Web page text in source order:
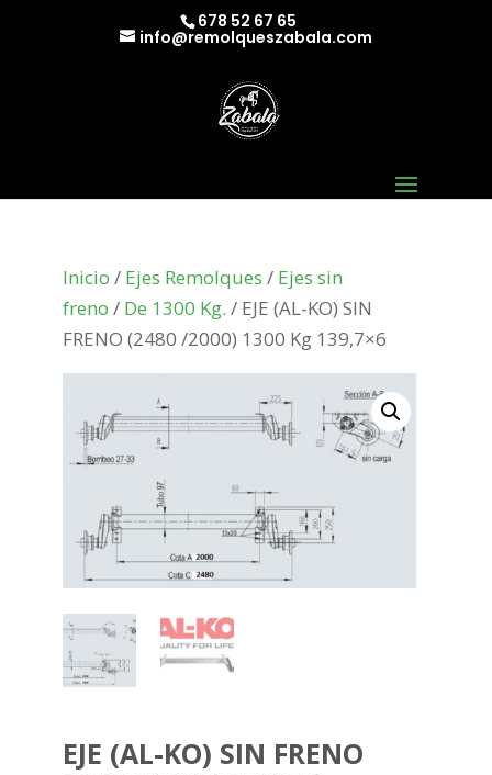
678 52 67 65
info@remolqueszabala.com
Inicio / Ejes Remolques / Ejes sin
freno / De 1300 Kg. / EJE (AL-KO) SIN
FRENO (2480 /2000) 1300 Kg 139,7×6
EJE (AL-KO) SIN FRENO